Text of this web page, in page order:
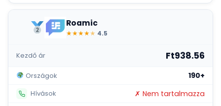
Roamic
★★★★★ 4.5
Kezdő ár Ft938.56
Országok 190+
Hívások ✗ Nem tartalmazza